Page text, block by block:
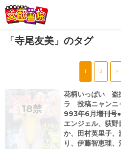
会員登録
「寺尾友美」のタグ
1 2 >
花柄いっぱい 盗
ラ 投稿ニャンニ
993年6月増刊号
エンジェル、荻
か、田村英里子、
り、伊藤智恵理、